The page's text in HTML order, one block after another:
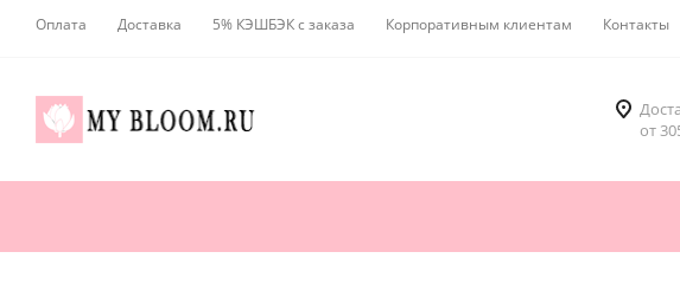
Оплата Доставка 5% КЭШБЭК с заказа Корпоративным клиентам Контакты
от